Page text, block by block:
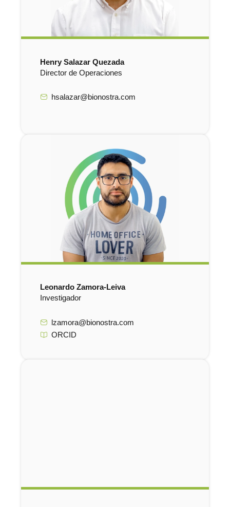
Henry Salazar Quezada
Director de Operaciones
hsalazar@bionostra.com
Leonardo Zamora-Leiva
Investigador
lzamora@bionostra.com
ORCID